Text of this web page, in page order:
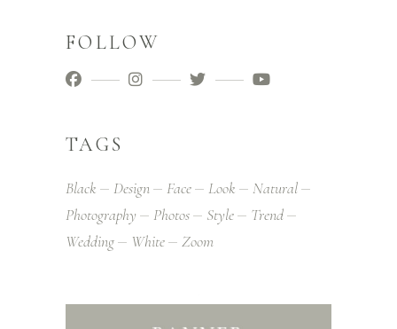
FOLLOW
TAGS
Black Design Face Look
Natural
Photography
Photos Style
Trend
Wedding
White Zoom